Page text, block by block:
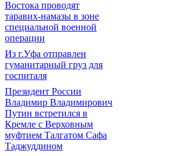
Востока проводят
таравих-намазы в зоне
специальной военной
операции
Из г.Уфа отправлен
гуманитарный груз для
госпиталя
Президент России
Владимир Владимирович
Путин встретился в
Кремле с Верховным
муфтием Талгатом Сафа
Таджуддином